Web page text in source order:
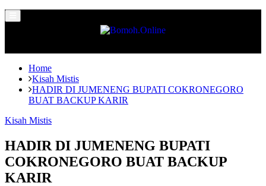
Menu
Home
Kisah Mistis
HADIR DI JUMENENG BUPATI COKRONEGORO
BUAT BACKUP KARIR
Kisah Mistis
HADIR DI JUMENENG BUPATI
COKRONEGORO BUAT BACKUP
KARIR